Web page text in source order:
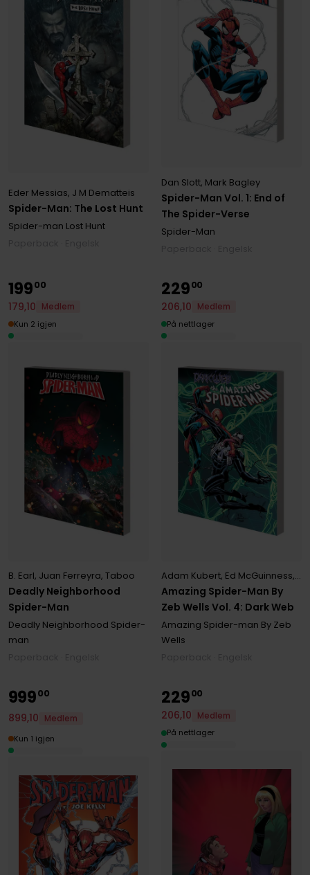
Spider-Man: The Lost Hunt
Eder Messias, J M Dematteis
Spider-man Lost Hunt
Spider-Man Vol. 1: End of
The Spider-Verse
Dan Slott, Mark Bagley
Spider-Man
Deadly Neighborhood
Spider-Man
B. Earl, Juan Ferreyra, Taboo
Deadly Neighborhood Spider-
man
19900
179,10
Medlem
Kun 2 igjen
Amazing Spider-Man By
Zeb Wells Vol. 4: Dark Web
Adam Kubert, Ed McGuinness,
Amazing Spider-man By Zeb
Wells
22900
206,10
Medlem
På nettlager
99900
899,10
Medlem
Kun 1 igjen
22900
206,10
Medlem
På nettlager